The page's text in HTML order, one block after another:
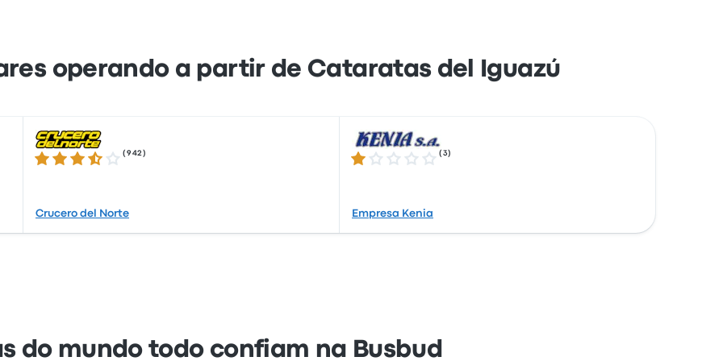
operando a partir de Cataratas del Iguazú
3.4 de 5 estrelas
( 942 )
Crucero del Norte
1.0 de 5 estrelas
( 3)
Empresa Kenia
do mundo todo confiam na Busbud